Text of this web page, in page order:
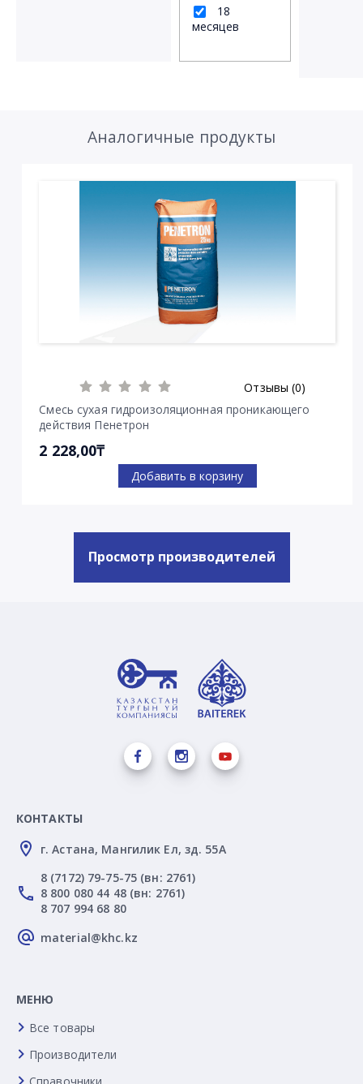
18
месяцев
Аналогичные продукты
Отзывы (0)
Смесь сухая гидроизоляционная проникающего
действия Пенетрон
2 228,00₸
Добавить в корзину
Просмотр производителей
КОНТАКТЫ
г. Астана, Мангилик Ел, зд. 55А
8 (7172) 79-75-75 (вн: 2761)
8 800 080 44 48 (вн: 2761)
8 707 994 68 80
material@khc.kz
МЕНЮ
Все товары
Производители